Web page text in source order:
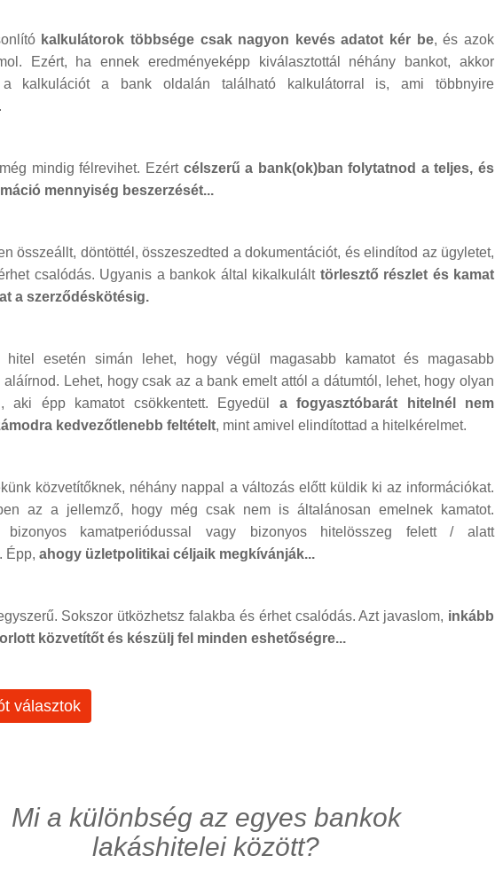
kalkulátorok többsége csak nagyon kevés adatot kér be, és azok
Ezért, ha ennek eredményeképp kiválasztottál néhány bankot, akkor
kalkulációt a bank oldalán található kalkulátorral is, ami többnyire
mindig félrevihet. Ezért célszerű a bank(ok)ban folytatnod a teljes, és
mennyiség beszerzését...
összeállt, döntöttél, összeszedted a dokumentációt, és elindítod az ügyletet,
csalódás. Ugyanis a bankok által kikalkulált törlesztő részlet és kamat
a szerződéskötésig.
hitel esetén simán lehet, hogy végül magasabb kamatot és magasabb
aláírnod. Lehet, hogy csak az a bank emelt attól a dátumtól, lehet, hogy olyan
aki épp kamatot csökkentett. Egyedül a fogyasztóbarát hitelnél nem
kedvezőtlenebb feltételt, mint amivel elindítottad a hitelkérelmet.
közvetítőknek, néhány nappal a változás előtt küldik ki az információkat.
az a jellemző, hogy még csak nem is általánosan emelnek kamatot.
bizonyos kamatperiódussal vagy bizonyos hitelösszeg felett / alatt
. Épp, ahogy üzletpolitikai céljaik megkívánják...
Sokszor ütközhetsz falakba és érhet csalódás. Azt javaslom, inkább
közvetítőt és készülj fel minden eshetőségre...
választok
Mi a különbség az egyes bankok
lakáshitelei között?